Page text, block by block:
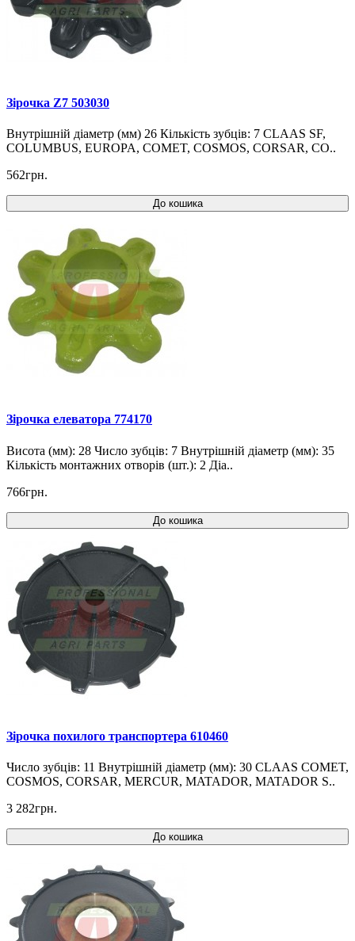
Зірочка Z7 503030
Внутрішній діаметр (мм) 26 Кількість зубців: 7 CLAAS SF,
COLUMBUS, EUROPA, COMET, COSMOS, CORSAR, CO..
562грн.
До кошика
Зірочка елеватора 774170
Висота (мм): 28 Число зубців: 7 Внутрішній діаметр (мм): 35
Кількість монтажних отворів (шт.): 2 Діа..
766грн.
До кошика
Зірочка похилого транспортера 610460
Число зубців: 11 Внутрішній діаметр (мм): 30 CLAAS COMET,
COSMOS, CORSAR, MERCUR, MATADOR, MATADOR S..
3 282грн.
До кошика